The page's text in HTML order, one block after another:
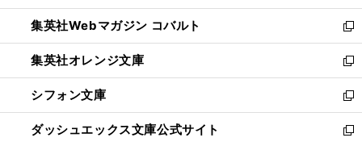
開
く
ウ
で
開
く
ン
ド
ウ
で
開
く
ウ
ィ
ン
ド
ウ
で
開
く
集英社Webマガジン コバルト
新
し
い
ウ
ィ
ン
ド
集英社オレンジ文庫
新
し
い
ウ
ィ
シフォン文庫
新
し
い
ダッシュエックス文庫公式サイト
新